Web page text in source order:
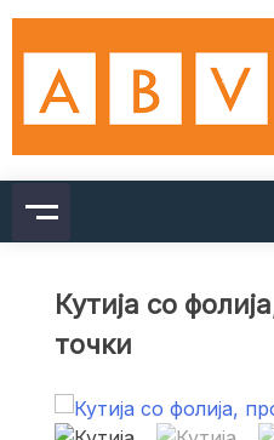
Skip
content
Кутија со
точки